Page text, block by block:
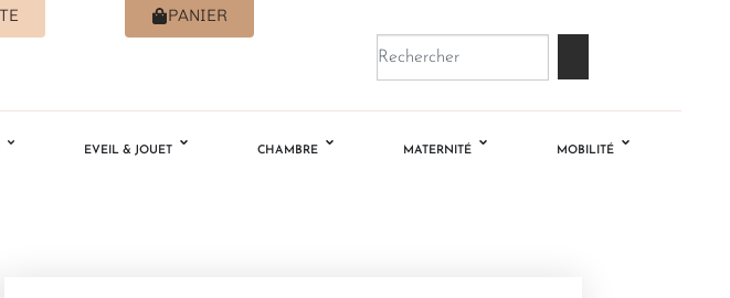
PANIER
EVEIL & JOUET CHAMBRE MATERNITÉ MOBILITÉ